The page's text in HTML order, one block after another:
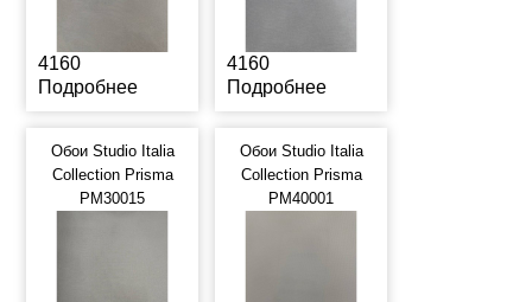
4160
Подробнее
4160
Подробнее
Обои Studio Italia
Collection Prisma
PM30015
Обои Studio Italia
Collection Prisma
PM40001